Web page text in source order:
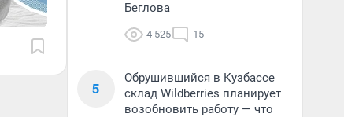
Беглова
4 525 15
5
Обрушившийся в Кузбассе
склад Wildberries планирует
возобновить работу — что